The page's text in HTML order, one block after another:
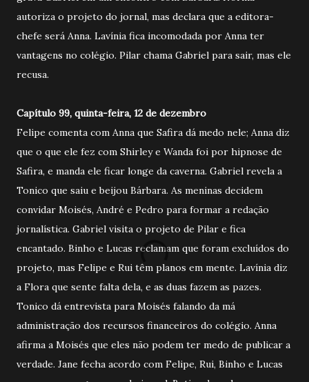
autoriza o projeto do jornal, mas declara que a editora-
chefe será Anna. Lavínia fica incomodada por Anna ter
vantagens no colégio. Pilar chama Gabriel para sair, mas ele
recusa.
Capítulo 99, quinta-feira, 12 de dezembro
Felipe comenta com Anna que Safira dá medo nele; Anna diz
que o que ele fez com Shirley e Wanda foi por hipnose de
Safira, e manda ele ficar longe da caverna. Gabriel revela a
Tonico que saiu e beijou Bárbara. As meninas decidem
convidar Moisés, André e Pedro para formar a redação
jornalística. Gabriel visita o projeto de Pilar e fica
encantado. Binho e Lucas reclamam que foram excluídos do
projeto, mas Felipe e Rui têm planos em mente. Lavínia diz
a Flora que sente falta dela, e as duas fazem as pazes.
Tonico dá entrevista para Moisés falando da má
administração dos recursos financeiros do colégio. Anna
afirma a Moisés que eles não podem ter medo de publicar a
verdade. Jane fecha acordo com Felipe, Rui, Binho e Lucas